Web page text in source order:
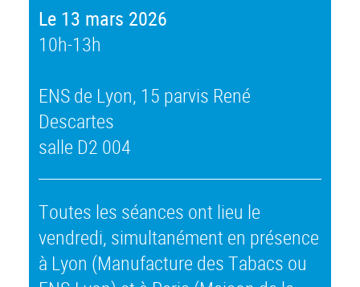
Le 13 mars 2026
10h-13h
ENS de Lyon, 15 parvis René
Descartes
salle D2 004
Toutes les séances ont lieu le
vendredi, simultanément en présence
à Lyon (Manufacture des Tabacs ou